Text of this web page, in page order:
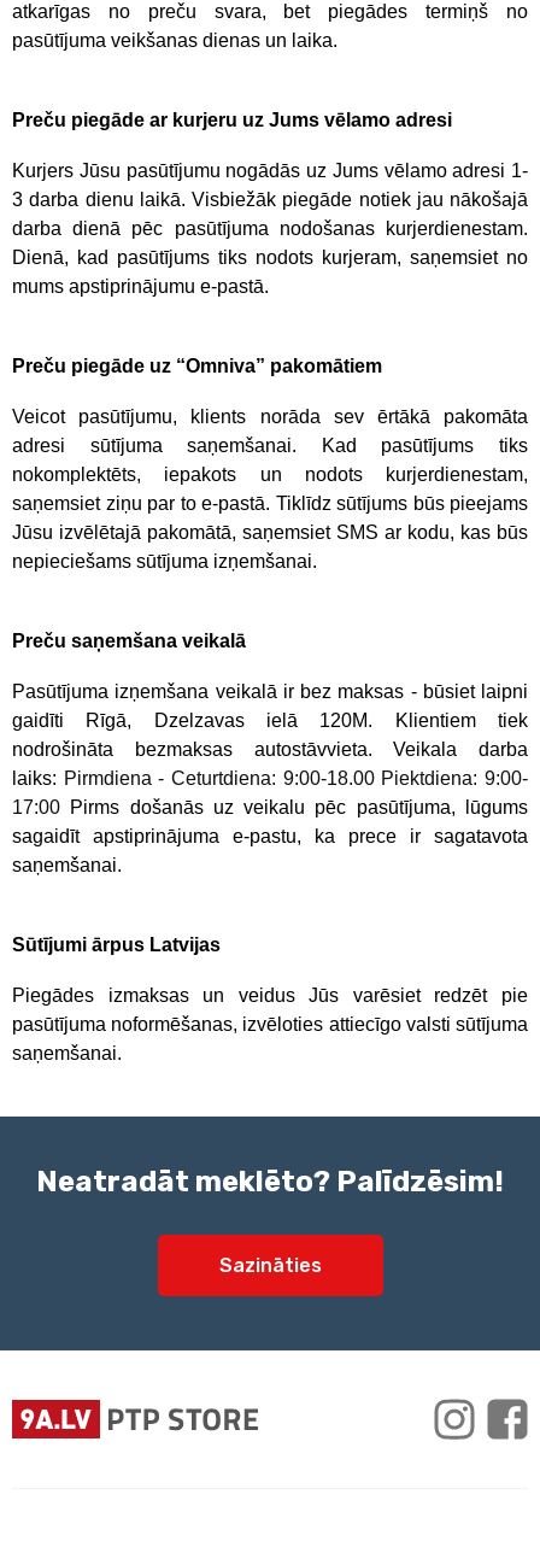
atkarīgas no preču svara, bet piegādes termiņš no
pasūtījuma veikšanas dienas un laika.
Preču piegāde ar kurjeru uz Jums vēlamo adresi
Kurjers Jūsu pasūtījumu nogādās uz Jums vēlamo adresi 1-
3 darba dienu laikā. Visbiežāk piegāde notiek jau nākošajā
darba dienā pēc pasūtījuma nodošanas kurjerdienestam.
Dienā, kad pasūtījums tiks nodots kurjeram, saņemsiet no
mums apstiprinājumu e-pastā.
Preču piegāde uz “Omniva” pakomātiem
Veicot pasūtījumu, klients norāda sev ērtākā pakomāta
adresi sūtījuma saņemšanai. Kad pasūtījums tiks
nokomplektēts, iepakots un nodots kurjerdienestam,
saņemsiet ziņu par to e-pastā. Tiklīdz sūtījums būs pieejams
Jūsu izvēlētajā pakomātā, saņemsiet SMS ar kodu, kas būs
nepieciešams sūtījuma izņemšanai.
Preču saņemšana veikalā
Pasūtījuma izņemšana veikalā ir bez maksas - būsiet laipni
gaidīti Rīgā, Dzelzavas ielā 120M. Klientiem tiek
nodrošināta bezmaksas autostāvvieta. Veikala darba
laiks: Pirmdiena - Ceturtdiena: 9:00-18.00 Piektdiena: 9:00-
17:00 Pirms došanās uz veikalu pēc pasūtījuma, lūgums
sagaidīt apstiprinājuma e-pastu, ka prece ir sagatavota
saņemšanai.
Sūtījumi ārpus Latvijas
Piegādes izmaksas un veidus Jūs varēsiet redzēt pie
pasūtījuma noformēšanas, izvēloties attiecīgo valsti sūtījuma
saņemšanai.
Neatradāt meklēto? Palīdzēsim!
Sazināties